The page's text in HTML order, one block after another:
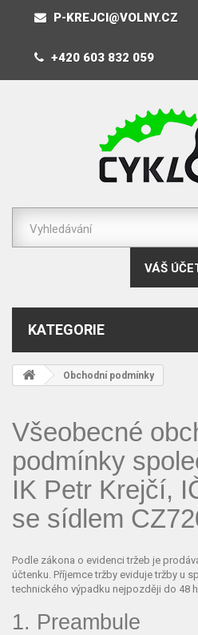
P-KREJCI@VOLNY.CZ
+420 603 832 059
VÁŠ
KATEGORIE
Obchodní podmínky
Všeobecné
podmínky
IK Petr Krejčí,
se sídlem
Podle zákona o evidenci tržeb je
účtenku. Příjemce tržby eviduje tržby u
technického výpadku nejpozději do 48
1. Preambule